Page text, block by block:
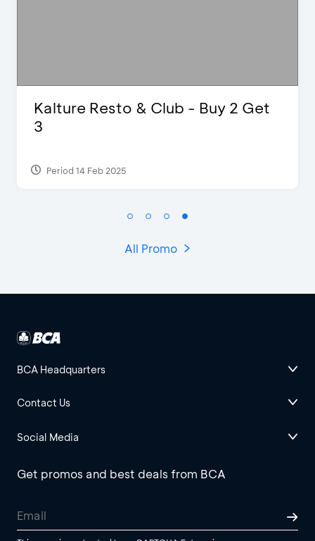
D’Cost - Discount 50% Food &
Extra 2 Beverages
Period 17 Sep 2023
All Promo
BCA Headquarters
Contact Us
Social Media
Get promos and best deals from BCA